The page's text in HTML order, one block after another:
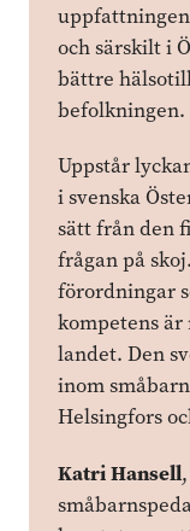
och särskilt i
bättre
befolkningen.
Uppstår
i svenska
sätt från den
frågan på
förordningar
kompetens
landet. Den
inom
Helsingfors
Katri Hansell